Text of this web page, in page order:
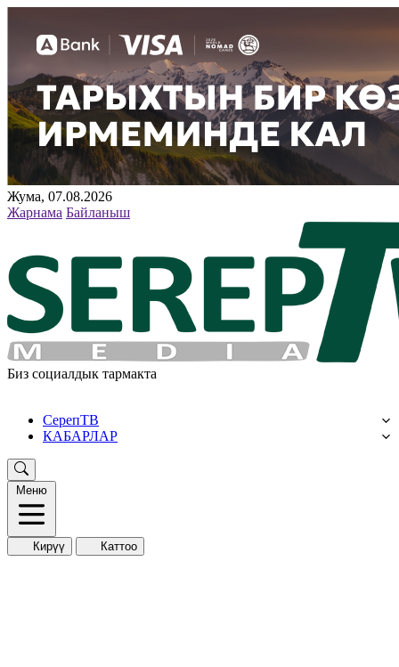
Жума, 07.08.2026
Жарнама Байланыш
Биз социалдык тармакта
СерепТВ
КАБАРЛАР
Меню
Кирүү Каттоо